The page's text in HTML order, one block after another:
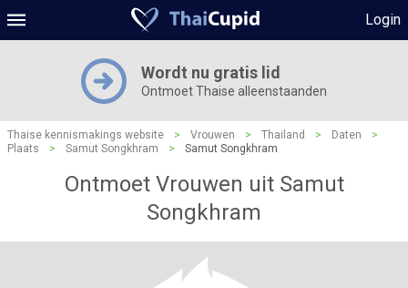
Login
Wordt nu gratis lid
Ontmoet Thaise alleenstaanden
Thaise kennismakings website > Vrouwen > Thailand > Daten
>
Plaats
> Samut Songkhram > Samut Songkhram
Ontmoet Vrouwen uit Samut
Songkhram